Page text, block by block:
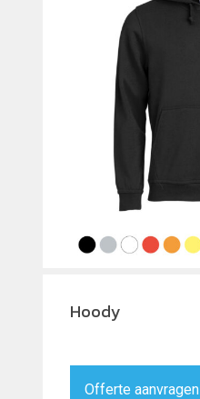
Hoody
Offerte aanvragen